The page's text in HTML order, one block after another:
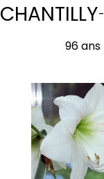
CHANTILLY-
96 ans